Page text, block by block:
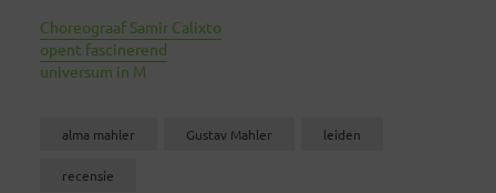
Choreograaf Samir Calixto
opent fascinerend
universum in M
alma mahler Gustav Mahler leiden
recensie